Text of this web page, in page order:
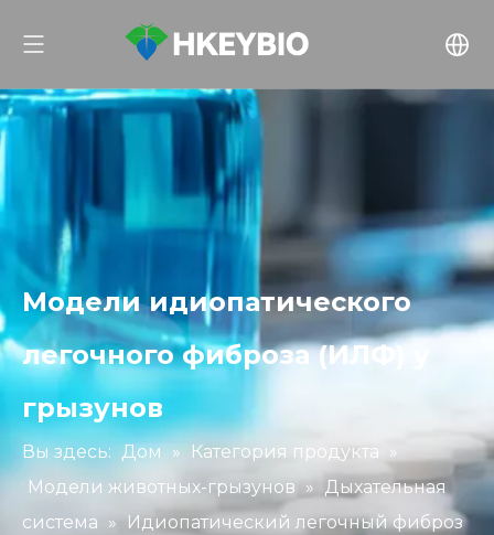
Модели идиопатического
легочного фиброза (ИЛФ) у
грызунов
Вы здесь: Дом » Категория продукта »
Модели животных-грызунов » Дыхательная
система »
Идиопатический легочный фиброз